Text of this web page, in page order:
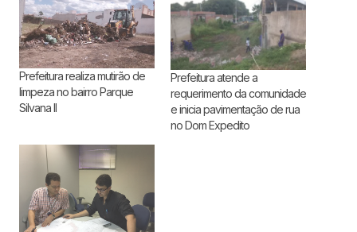
Prefeitura realiza mutirão de
limpeza no bairro Parque
Silvana II
Prefeitura atende a
requerimento da comunidade
e inicia pavimentação de rua
no Dom Expedito